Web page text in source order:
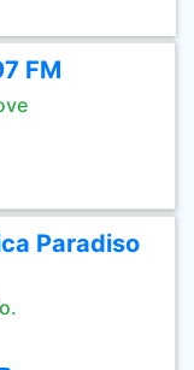
FM
Paradiso